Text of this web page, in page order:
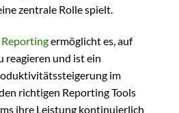
zentrale Rolle spielt.
Reportingermöglicht es, auf
reagieren und ist ein
im
richtigen Reporting Tools
ihre Leistung kontinuierlich